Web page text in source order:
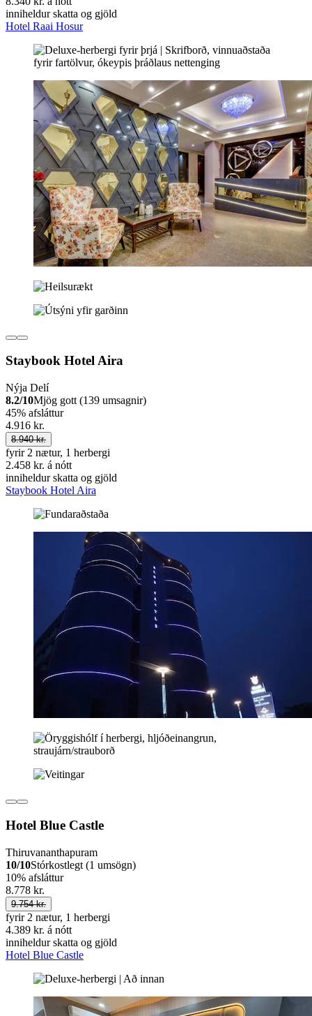
inniheldur skatta og gjöld
Hotel Raai Hosur
Staybook Hotel Aira
Nýja Delí
8.2/10Mjög gott (139 umsagnir)
45% afsláttur
4.916 kr.
8.940 kr.
fyrir 2 nætur, 1 herbergi
2.458 kr. á nótt
inniheldur skatta og gjöld
Staybook Hotel Aira
Hotel Blue Castle
Thiruvananthapuram
10/10Stórkostlegt (1 umsögn)
10% afsláttur
8.778 kr.
9.754 kr.
fyrir 2 nætur, 1 herbergi
4.389 kr. á nótt
inniheldur skatta og gjöld
Hotel Blue Castle